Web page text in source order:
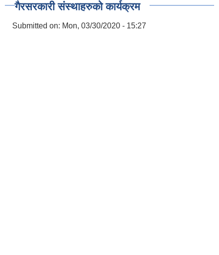
गैरसरकारी स‌ंस्थाहरुको कार्यक्रम
Submitted on: Mon, 03/30/2020 - 15:27